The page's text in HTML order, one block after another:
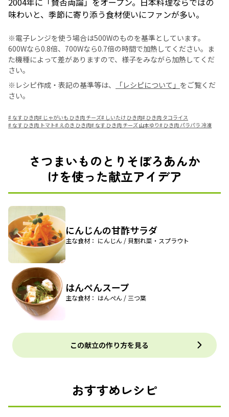
味わいと、季節に寄り添う食材使いにファンが多い。
※電子レンジを使う場合は500Wのものを基準としています。
600Wなら0.8倍、700Wなら0.7倍の時間で加熱してください。ま
た機種によって差がありますので、様子をみながら加熱してくだ
さい。
※レシピ作成・表記の基準等は、
「レシピについて」 をご覧くだ
さい。
# なす ひき肉# じゃがいも ひき肉 チーズ# しいたけ ひき肉# ひき肉 タコライス
# なす ひき肉 トマト# えのき ひき肉# なす ひき肉 チーズ 山本ゆり# ひき肉 パラパラ 冷凍
さつまいものとりそぼろあんか
けを使った献立アイデア
にんじんの甘酢サラダ
主な食材： にんじん / 貝割れ菜・スプラウト
はんペんスープ
主な食材： はんぺん / 三つ葉
この献立の作り方を見る
おすすめレシピ